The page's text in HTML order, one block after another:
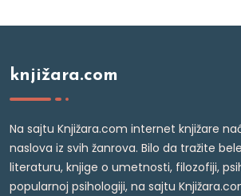
knjižara.com
Na sajtu Knjižara.com internet knjižare
naslova iz svih žanrova. Bilo da tražite
literaturu, knjige o umetnosti, filozofiji,
popularnoj psihologiji, na sajtu